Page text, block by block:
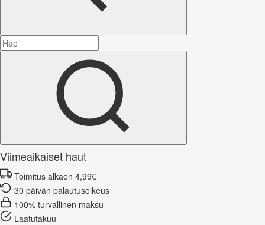
Viimeaikaiset haut
Toimitus alkaen 4,99€
30 päivän palautusoikeus
100% turvallinen maksu
Laatutakuu